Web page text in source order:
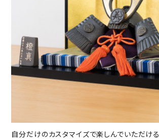
自分だけのカスタマイズで楽しんでいただけ